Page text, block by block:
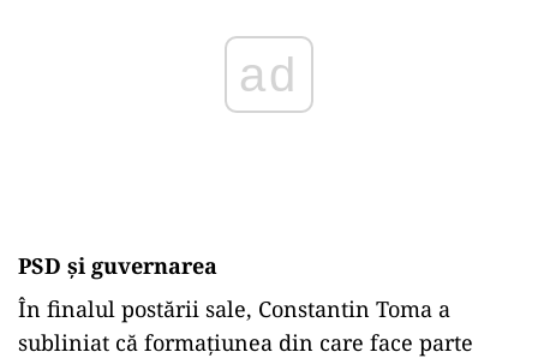
PSD şi guvernarea
În finalul postării sale, Constantin Toma a
subliniat că formaţiunea din care face parte